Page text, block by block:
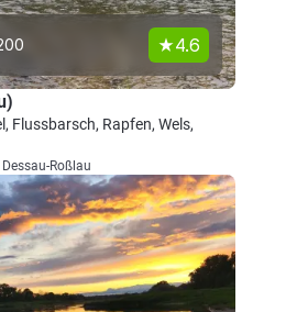
4.6
Flussbarsch, Rapfen, Wels,
Roßlau